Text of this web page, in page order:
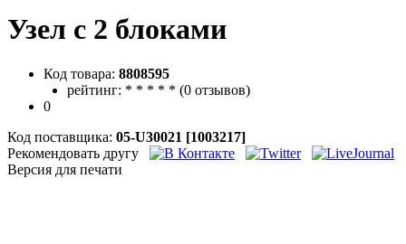
Узел с 2 блоками
Код товара: 8808595
рейтинг: * * * * * (0 отзывов)
0
Код поставщика: 05-U30021 [1003217]
Рекомендовать другу
Версия для печати